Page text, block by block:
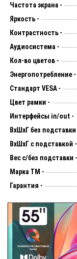
Частота экрана -
Яркость -
Контрастность -
Аудиосистема -
Кол-во цветов -
Энергопотребление -
Стандарт VESA -
Цвет рамки -
Интерфейсы in/out -
ВхШхГ без подставки
ВхШхГ с подставкой -
Вес с/без подставки -
Марка ТМ -
Гарантия -